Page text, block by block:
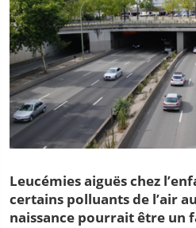
Leucémies aiguës chez
certains polluants de l’air
naissance pourrait être un